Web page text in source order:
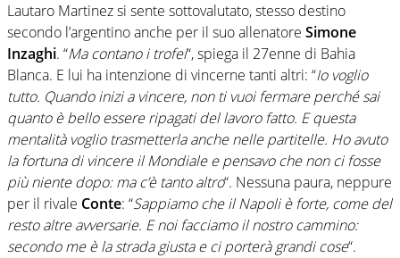
Lautaro Martinez si sente sottovalutato, stesso destino
secondo l’argentino anche per il suo allenatore Simone
Inzaghi. “Ma contano i trofei“, spiega il 27enne di Bahia
Blanca. E lui ha intenzione di vincerne tanti altri: “Io voglio
tutto. Quando inizi a vincere, non ti vuoi fermare perché sai
quanto è bello essere ripagati del lavoro fatto. E questa
mentalità voglio trasmetterla anche nelle partitelle. Ho avuto
la fortuna di vincere il Mondiale e pensavo che non ci fosse
più niente dopo: ma c’è tanto altro“. Nessuna paura, neppure
per il rivale Conte: “Sappiamo che il Napoli è forte, come del
resto altre avversarie. E noi facciamo il nostro cammino:
secondo me è la strada giusta e ci porterà grandi cose“.